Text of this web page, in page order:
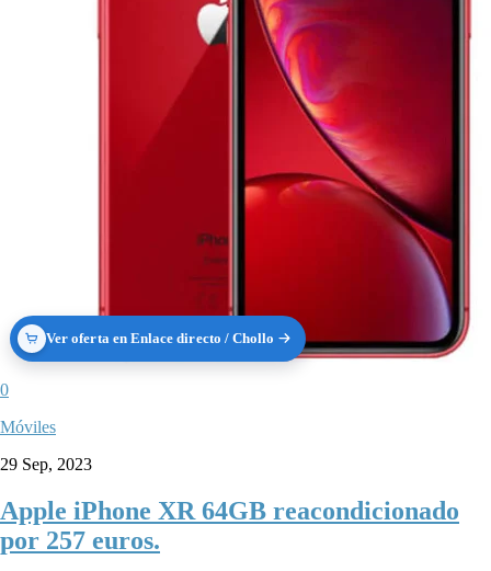
Ver oferta en Enlace directo / Chollo
0
Móviles
29 Sep, 2023
Apple iPhone XR 64GB reacondicionado
por 257 euros.